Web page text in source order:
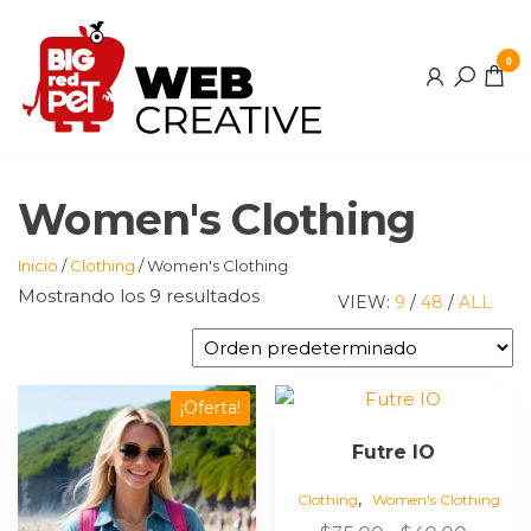
contenido
0
Women's Clothing
Inicio /Clothing / Women's Clothing
VIEW: 9 / 48 / ALL
Mostrando los 9 resultados
¡Oferta!
Futre IO
Clothing, Women's Clothing
Este
variantes.